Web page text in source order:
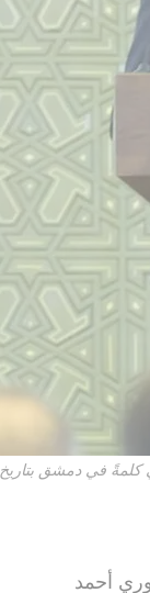
29 مارس/آذار 2025.
أحمد